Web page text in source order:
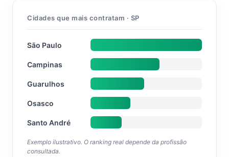
Cidades que mais contratam · SP
São Paulo
Campinas
Guarulhos
Osasco
Santo André
Exemplo ilustrativo. O ranking real depende da profissão
consultada.